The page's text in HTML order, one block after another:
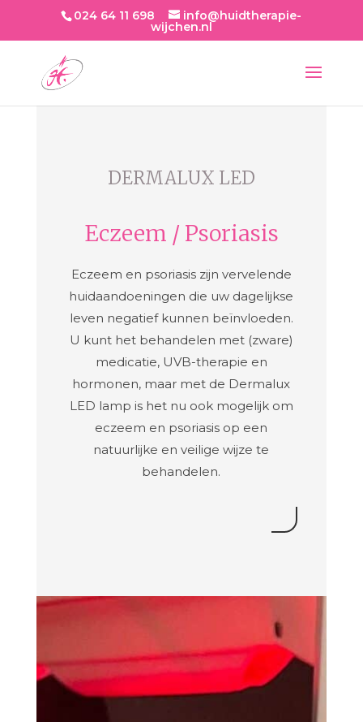
024 64 11 698 info@huidtherapie-
wijchen.nl
DERMALUX LED
Eczeem / Psoriasis
Eczeem en psoriasis zijn vervelende
huidaandoeningen die uw dagelijkse
leven negatief kunnen beïnvloeden.
U kunt het behandelen met (zware)
medicatie, UVB-therapie en
hormonen, maar met de Dermalux
LED lamp is het nu ook mogelijk om
eczeem en psoriasis op een
natuurlijke en veilige wijze te
behandelen.